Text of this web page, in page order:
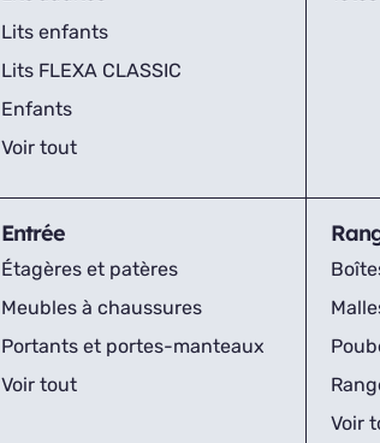
Lits enfants
Lits FLEXA CLASSIC
Enfants
Voir tout
Entrée
Étagères et patères
Meubles à chaussures
Portants et portes-manteaux
Voir tout
Voir